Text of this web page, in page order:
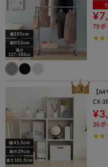
79ポ
【
CX-
36ポ
※ご確認ください
カートに入れる